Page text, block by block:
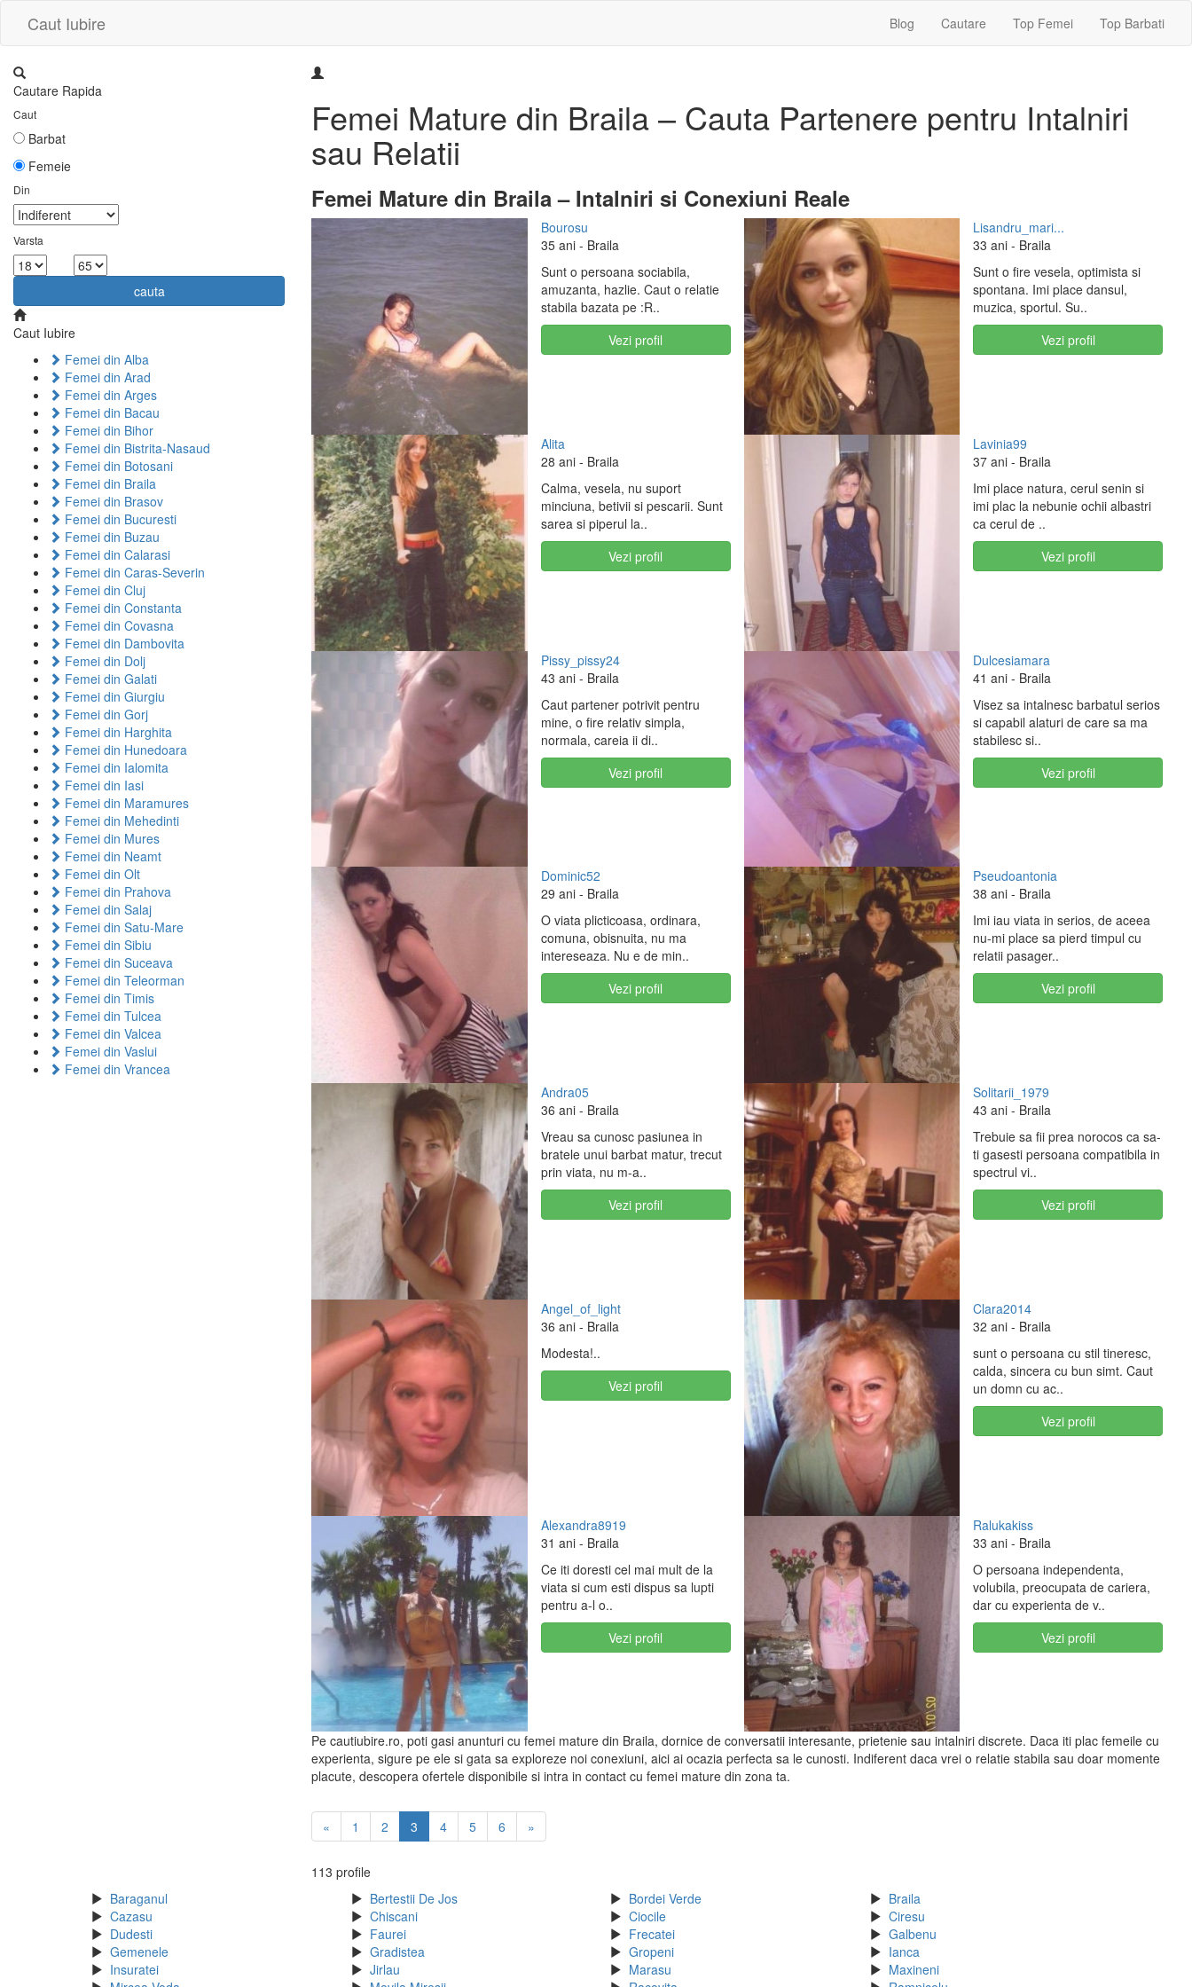
Caut Iubire Blog Cautare Top Femei Top Barbati
Cautare Rapida
Caut
Barbat
Femeie
Din
Varsta
cauta
Caut Iubire
Femei din Alba
Femei din Arad
Femei din Arges
Femei din Bacau
Femei din Bihor
Femei din Bistrita-Nasaud
Femei din Botosani
Femei din Braila
Femei din Brasov
Femei din Bucuresti
Femei din Buzau
Femei din Calarasi
Femei din Caras-Severin
Femei din Cluj
Femei din Constanta
Femei din Covasna
Femei din Dambovita
Femei din Dolj
Femei din Galati
Femei din Giurgiu
Femei din Gorj
Femei din Harghita
Femei din Hunedoara
Femei din Ialomita
Femei din Iasi
Femei din Maramures
Femei din Mehedinti
Femei din Mures
Femei din Neamt
Femei din Olt
Femei din Prahova
Femei din Salaj
Femei din Satu-Mare
Femei din Sibiu
Femei din Suceava
Femei din Teleorman
Femei din Timis
Femei din Tulcea
Femei din Valcea
Femei din Vaslui
Femei din Vrancea
Femei Mature din Braila – Cauta Partenere pentru Intalniri
sau Relatii
Femei Mature din Braila – Intalniri si Conexiuni Reale
Bourosu
35 ani- Braila
Sunt o persoana sociabila,
amuzanta, hazlie. Caut o relatie
stabila bazata pe :R..
Vezi profil
Lisandru_mari...
33 ani - Braila
Sunt o fire vesela, optimista si
spontana. Imi place dansul,
muzica, sportul. Su..
Vezi profil
Alita
28 ani- Braila
Calma, vesela, nu suport
minciuna, betivii si pescarii. Sunt
sarea si piperul la..
Vezi profil
Lavinia99
37 ani - Braila
Imi place natura, cerul senin si
imi plac la nebunie ochii albastri
ca cerul de ..
Vezi profil
Pissy_pissy24
43 ani- Braila
Caut partener potrivit pentru
mine, o fire relativ simpla,
normala, careia ii di..
Vezi profil
Dulcesiamara
41 ani - Braila
Visez sa intalnesc barbatul serios
si capabil alaturi de care sa ma
stabilesc si..
Vezi profil
Dominic52
29 ani- Braila
O viata plicticoasa, ordinara,
comuna, obisnuita, nu ma
intereseaza. Nu e de min..
Vezi profil
Pseudoantonia
38 ani - Braila
Imi iau viata in serios, de aceea
nu-mi place sa pierd timpul cu
relatii pasager..
Vezi profil
Andra05
36 ani- Braila
Vreau sa cunosc pasiunea in
bratele unui barbat matur, trecut
prin viata, nu m-a..
Vezi profil
Solitarii_1979
43 ani - Braila
Trebuie sa fii prea norocos ca sa-
ti gasesti persoana compatibila in
spectrul vi..
Vezi profil
Angel_of_light
36 ani- Braila
Modesta!..
Vezi profil
Clara2014
32 ani - Braila
sunt o persoana cu stil tineresc,
calda, sincera cu bun simt. Caut
un domn cu ac..
Vezi profil
Alexandra8919
31 ani- Braila
Ce iti doresti cel mai mult de la
viata si cum esti dispus sa lupti
pentru a-l o..
Vezi profil
Ralukakiss
33 ani - Braila
O persoana independenta,
volubila, preocupata de cariera,
dar cu experienta de v..
Vezi profil
Pe cautiubire.ro, poti gasi anunturi cu femei mature din Braila, dornice de conversatii interesante, prietenie sau intalniri discrete. Daca iti plac femeile cu
experienta, sigure pe ele si gata sa exploreze noi conexiuni, aici ai ocazia perfecta sa le cunosti. Indiferent daca vrei o relatie stabila sau doar momente
placute, descopera ofertele disponibile si intra in contact cu femei mature din zona ta.
« 1 2 3 4 5 6 »
113 profile
Baraganul
Bertestii De Jos Bordei Verde
Braila
Cazasu
Chiscani Ciocile
Ciresu
Dudesti
Faurei Frecatei
Galbenu
Gemenele
Gradistea Gropeni
Ianca
Insuratei
Jirlau Marasu
Maxineni